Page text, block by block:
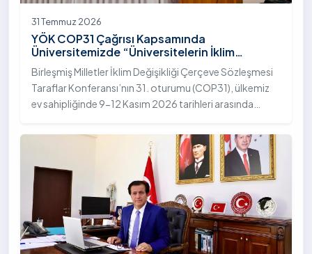
31 Temmuz 2026
YÖK COP31 Çağrısı Kapsamında
Üniversitemizde “Üniversitelerin İklim
Diplomasisindeki Rolü” Konulu Bilgilendirme
Toplantısı Yapıldı
Birleşmiş Milletler İklim Değişikliği Çerçeve Sözleşmesi
Taraflar Konferansı’nın 31. oturumu (COP31), ülkemiz
ev sahipliğinde 9-12 Kasım 2026 tarihleri arasında
Yükseköğretim Kurulu (YÖK), üniversitelerin akademik
katkı ve proje bildirimlerini koordine etme çağrısında
bulundu. Ardahan Üniversitesinde 31 Temmuz 2026
tarihinde bu çağrıya yönelik bir ön hazırlık toplantısı
düzenlendi.